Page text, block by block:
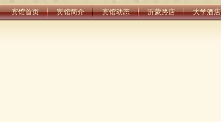
宾馆首页 宾馆简介 宾馆动态 沂蒙路店 大学酒店